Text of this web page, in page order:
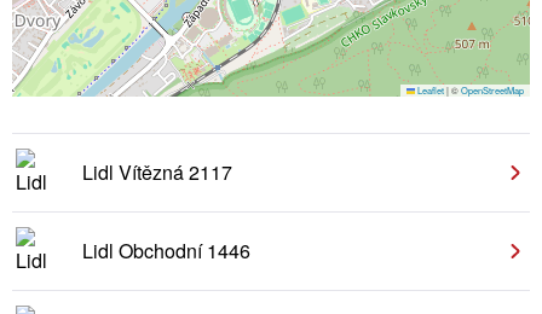
Leaflet|©OpenStreetMap
Lidl Vítězná 2117
Lidl Obchodní 1446